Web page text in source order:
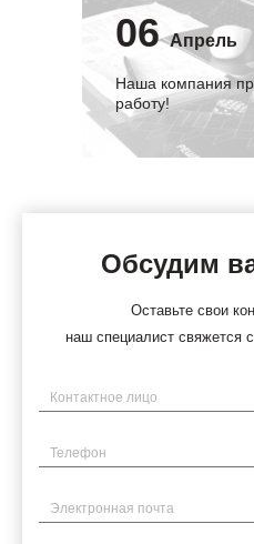
06 Апрель
Наша компания
работу!
Обсудим
Оставьте свои
наш специалист свяжется
Имя
Телефон
Электронная почта